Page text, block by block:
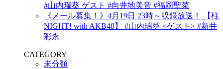
#山内瑞葵 ゲスト #向井地美音 #福岡聖菜
《メール募集！》4月19日 23時～収録放送！ 【柱
NIGHT! with AKB48】 #山内瑞葵 <ゲスト> #新井
彩永
CATEGORY
未分類